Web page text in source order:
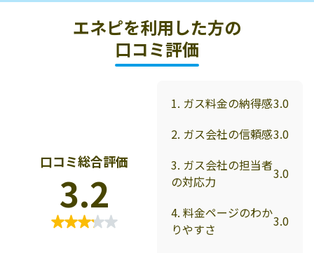
エネピを利用した方の
口コミ評価
口コミ総合評価
3.2
1. ガス料金の納得感3.0
2. ガス会社の信頼感3.0
3. ガス会社の担当者
の対応力
3.0
4. 料金ページのわか
りやすさ
3.0